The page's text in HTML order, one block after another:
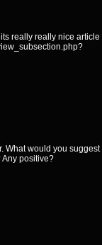
really really nice article
What would you suggest
Any positive?